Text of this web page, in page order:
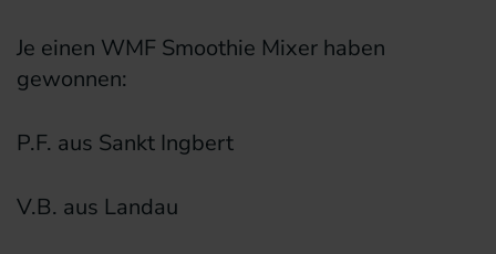
Je einen WMF Smoothie Mixer haben
gewonnen:
P.F. aus Sankt Ingbert
V.B. aus Landau